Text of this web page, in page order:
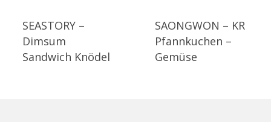
SEASTORY –
Dimsum
Sandwich Knödel
SAONGWON – KR
Pfannkuchen –
Gemüse